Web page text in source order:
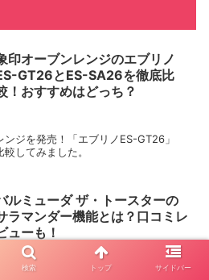
印オーブンレンジのエブリノ
GT26とES-SA26を徹底比
！おすすめはどっち？
ジを発売！「エブリノES-GT26」
してみました。
ルミューダ ザ・トースターの
ラマンダー機能とは？口コミレ
ューも！
検索 トップ サイドバー